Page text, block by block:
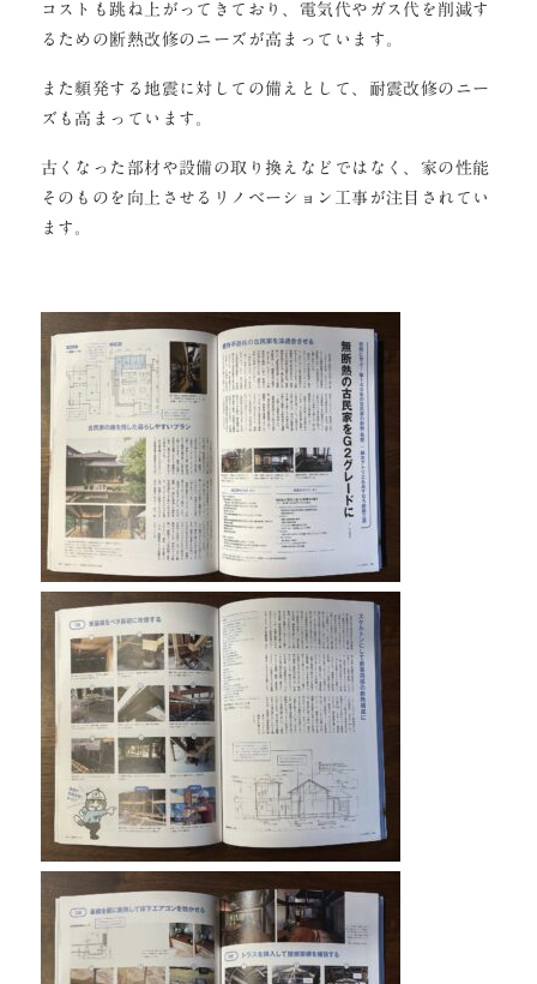
コストも跳ね上がってきており、電気代やガス代を削減す
るための断熱改修のニーズが高まっています。
また頻発する地震に対しての備えとして、耐震改修のニー
ズも高まっています。
古くなった部材や設備の取り換えなどではなく、家の性能
そのものを向上させるリノベーション工事が注目されてい
ます。